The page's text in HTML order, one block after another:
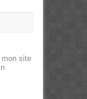
mon site